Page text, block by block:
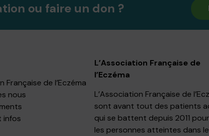
ou faire un don ?
Française de l’Eczéma
nous
infos
L’Association Française de
l’Eczéma
L’Association Française de
sont avant tout des patients
qui se battent depuis 2011
les personnes atteintes dans